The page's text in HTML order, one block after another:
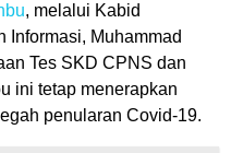
, melalui Kabid
Informasi, Muhammad
Tes SKD CPNS dan
ini tetap menerapkan
penularan Covid-19.